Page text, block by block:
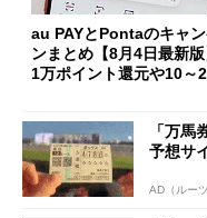
au PAYとPontaのキャ
ンまとめ【8月4日最新
1万ポイント還元や10～
「万
予想サ
AD（ルーツ